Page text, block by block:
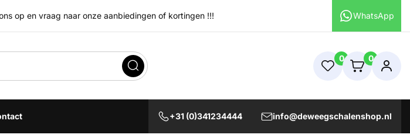
op en vraag naar onze aanbiedingen of kortingen !!! WhatsApp
0 0
+31 (0)341234444 info@deweegschalenshop.nl